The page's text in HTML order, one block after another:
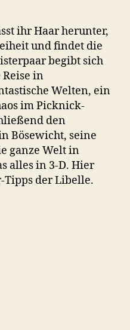
ihr Haar herunter,
und findet die
begibt sich
in
Welten, ein
im Picknick-
den
Bösewicht, seine
ganze Welt in
alles in 3-D. Hier
Tipps der Libelle.